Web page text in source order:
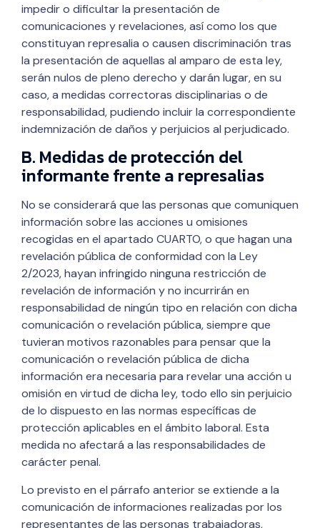
impedir o dificultar la presentación de
comunicaciones y revelaciones, así como los que
constituyan represalia o causen discriminación tras
la presentación de aquellas al amparo de esta ley,
serán nulos de pleno derecho y darán lugar, en su
caso, a medidas correctoras disciplinarias o de
responsabilidad, pudiendo incluir la correspondiente
indemnización de daños y perjuicios al perjudicado.
B. Medidas de protección del
informante frente a represalias
No se considerará que las personas que comuniquen
información sobre las acciones u omisiones
recogidas en el apartado CUARTO, o que hagan una
revelación pública de conformidad con la Ley
2/2023, hayan infringido ninguna restricción de
revelación de información y no incurrirán en
responsabilidad de ningún tipo en relación con dicha
comunicación o revelación pública, siempre que
tuvieran motivos razonables para pensar que la
comunicación o revelación pública de dicha
información era necesaria para revelar una acción u
omisión en virtud de dicha ley, todo ello sin perjuicio
de lo dispuesto en las normas específicas de
protección aplicables en el ámbito laboral. Esta
medida no afectará a las responsabilidades de
carácter penal.
Lo previsto en el párrafo anterior se extiende a la
comunicación de informaciones realizadas por los
representantes de las personas trabajadoras,